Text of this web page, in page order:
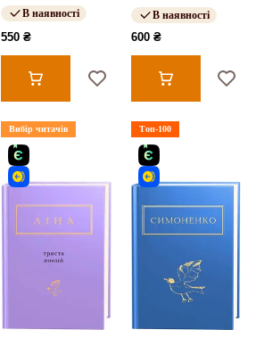
В наявності
550 ₴
В наявності
600 ₴
Вибір читачів Топ-100